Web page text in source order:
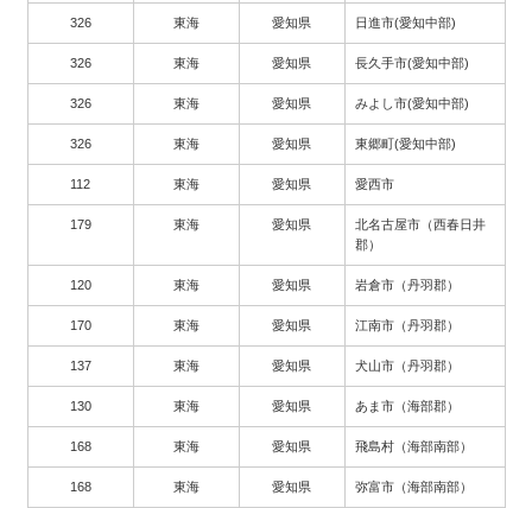
326 東海 愛知県 日進市(愛知中部)
326 東海 愛知県 長久手市(愛知中部)
326 東海 愛知県 みよし市(愛知中部)
326 東海 愛知県 東郷町(愛知中部)
112 東海 愛知県 愛西市
179 東海 愛知県
北名古屋市（西春日井
郡）
120 東海 愛知県 岩倉市（丹羽郡）
170 東海 愛知県 江南市（丹羽郡）
137 東海 愛知県 犬山市（丹羽郡）
130 東海 愛知県 あま市（海部郡）
168 東海 愛知県 飛島村（海部南部）
168 東海 愛知県 弥富市（海部南部）